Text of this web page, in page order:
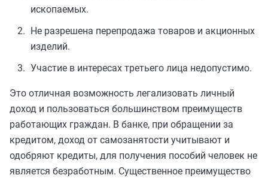
ископаемых.
Не разрешена перепродажа товаров и акционных
изделий.
Участие в интересах третьего лица недопустимо.
Это отличная возможность легализовать личный
доход и пользоваться большинством преимуществ
работающих граждан. В банке, при обращении за
кредитом, доход от самозанятости учитывают и
одобряют кредиты, для получения пособий человек не
является безработным. Существенное преимущество